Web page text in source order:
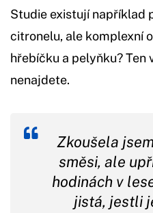
Studie existují například
citronelu, ale komplexní
hřebíčku a pelyňku?
nenajdete.
Zkoušela
směsi, ale
hodinách v
jistá, jestli